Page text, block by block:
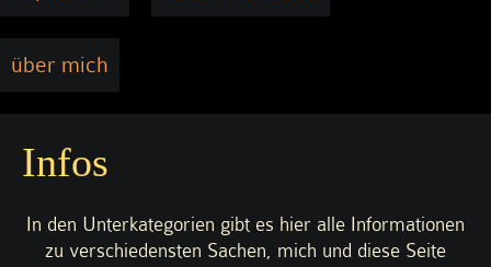
über mich
Infos
In den Unterkategorien gibt es hier alle Informationen
zu verschiedensten Sachen, mich und diese Seite